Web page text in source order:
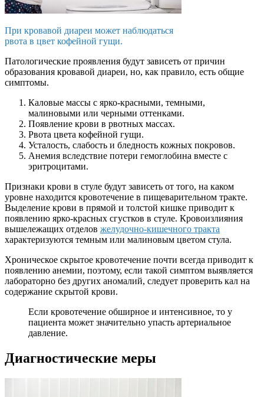
При кровавой диареи может наблюдаться
рвота в цвет кофейной гущи.
Патологические проявления будут зависеть от причин
образования кровавой диареи, но, как правило, есть общие
симптомы.
Каловые массы с ярко-красными, темными,
малиновыми или черными оттенками.
Появление крови в рвотных массах.
Рвота цвета кофейной гущи.
Усталость, слабость и бледность кожных покровов.
Анемия вследствие потери гемоглобина вместе с
эритроцитами.
Признаки крови в стуле будут зависеть от того, на каком
уровне находится кровотечение в пищеварительном тракте.
Выделение крови в прямой и толстой кишке приводит к
появлению ярко-красных сгустков в стуле. Кровоизлияния
вышележащих отделов желудочно-кишечного тракта
характеризуются темным или малиновым цветом стула.
Хроническое скрытое кровотечение почти всегда приводит к
появлению анемии, поэтому, если такой симптом выявляется
лабораторно без других аномалий, следует проверить кал на
содержание скрытой крови.
Если кровотечение обширное и интенсивное, то у
пациента может значительно упасть артериальное
давление.
Диагностические меры